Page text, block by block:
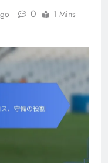
0
1 Mins